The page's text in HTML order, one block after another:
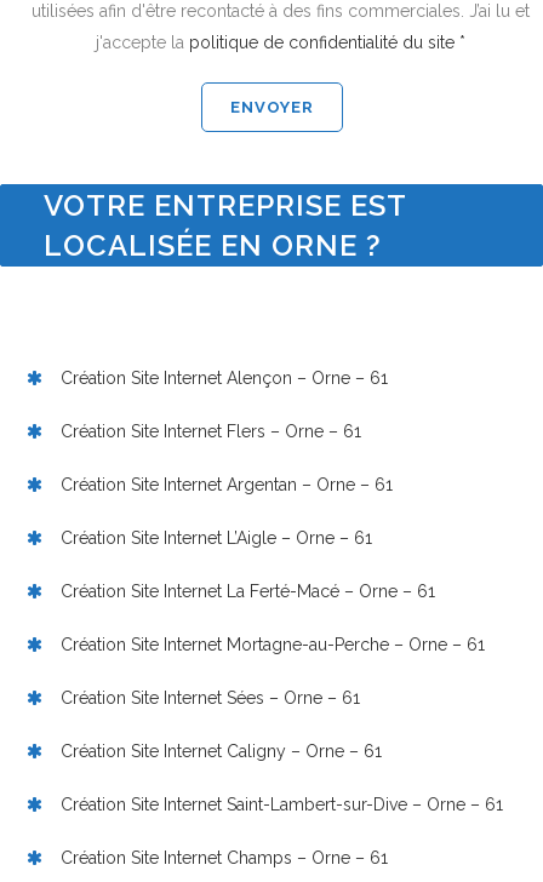
utilisées afin d'être recontacté à des fins commerciales. J’ai lu et
j'accepte la politique de confidentialité du site *
VOTRE ENTREPRISE EST
LOCALISÉE EN ORNE ?
Création Site Internet Alençon – Orne – 61
Création Site Internet Flers – Orne – 61
Création Site Internet Argentan – Orne – 61
Création Site Internet L’Aigle – Orne – 61
Création Site Internet La Ferté-Macé – Orne – 61
Création Site Internet Mortagne-au-Perche – Orne – 61
Création Site Internet Sées – Orne – 61
Création Site Internet Caligny – Orne – 61
Création Site Internet Saint-Lambert-sur-Dive – Orne – 61
Création Site Internet Champs – Orne – 61